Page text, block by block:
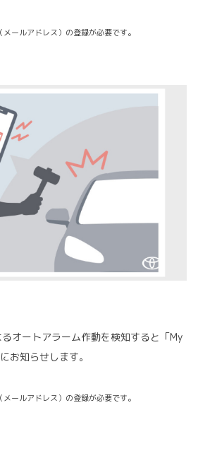
ールアドレス）の登録が必要です。
オートアラーム作動を検知すると「My
にお知らせします。
ールアドレス）の登録が必要です。